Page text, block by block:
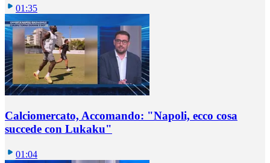
01:35
Calciomercato, Accomando: "Napoli, ecco cosa
succede con Lukaku"
01:04